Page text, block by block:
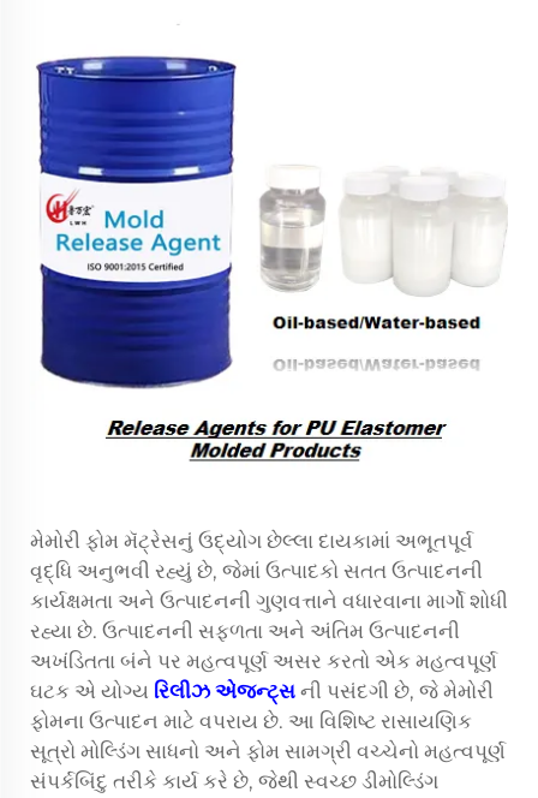
મેમોરી ફોમ મૅટ્રેસનું ઉદ્યોગ છેલ્લા દાયકામાં અભૂતપૂર્વ
વૃદ્ધિ અનુભવી રહ્યું છે, જેમાં ઉત્પાદકો સતત ઉત્પાદનની
કાર્યક્ષમતા અને ઉત્પાદનની ગુણવત્તાને વધારવાના માર્ગો શોધી
રહ્યા છે. ઉત્પાદનની સફળતા અને અંતિમ ઉત્પાદનની
અખંડિતતા બંને પર મહત્વપૂર્ણ અસર કરતો એક મહત્વપૂર્ણ
ઘટક એ યોગ્ય રિલીઝ એજન્ટ્સ ની પસંદગી છે, જે મેમોરી
ફોમના ઉત્પાદન માટે વપરાય છે. આ વિશિષ્ટ રાસાયણિક
સૂત્રો મોલ્ડિંગ સાધનો અને ફોમ સામગ્રી વચ્ચેનો મહત્વપૂર્ણ
સંપર્કબિંદુ તરીકે કાર્ય કરે છે, જેથી સ્વચ્છ ડીમોલ્ડિંગ